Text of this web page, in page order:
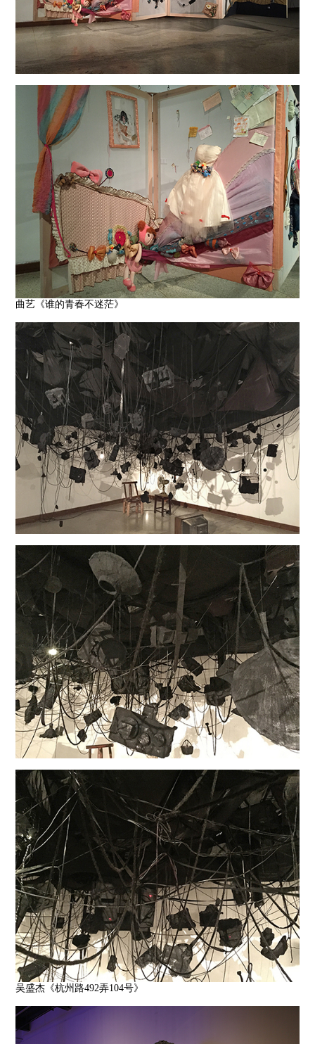
曲艺《谁的青春不迷茫》
吴盛杰《杭州路492弄104号》